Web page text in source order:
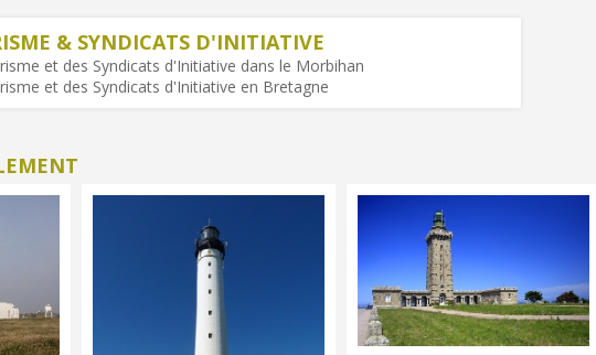
& SYNDICATS D'INITIATIVE
et des Syndicats d'Initiative dans le Morbihan
et des Syndicats d'Initiative en Bretagne